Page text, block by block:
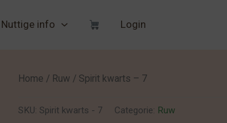
Nuttige info Login
Home / Ruw / Spirit kwarts – 7
SKU:Spirit kwarts - 7 Categorie: Ruw